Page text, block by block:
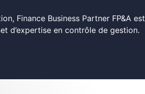
Finance Business Partner FP&A est
d’expertise en contrôle de gestion.